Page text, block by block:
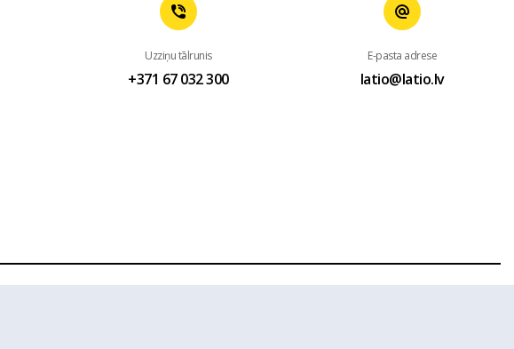
Uzziņu tālrunis
+371 67 032 300
E-pasta adrese
latio@latio.lv
no mājas lapas www.latio.lv bez Latio rakstiskas atļaujas. Lapā